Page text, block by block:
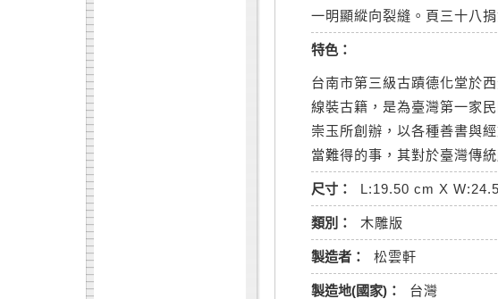
一明顯縱向裂縫。頁三十八
特色：
台南市第三級古蹟德化堂於
線裝古籍，是為臺灣第一家
崇玉所創辦，以各種善書與
當難得的事，其對於臺灣傳
尺寸： L:19.50 cm X
類別： 木雕版
製造者： 松雲軒
製造地(國家)： 台灣